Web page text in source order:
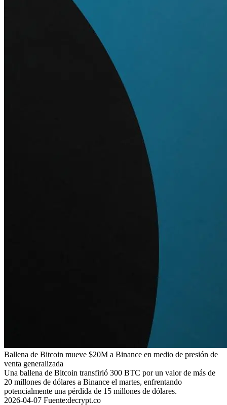
Ballena de Bitcoin mueve $20M a Binance en medio de presión de
venta generalizada
Una ballena de Bitcoin transfirió 300 BTC por un valor de más de
20 millones de dólares a Binance el martes, enfrentando
potencialmente una pérdida de 15 millones de dólares.
2026-04-07 Fuente:decrypt.co